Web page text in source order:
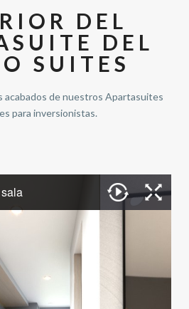
DEL
DEL
SUITES
acabados de nuestros Apartasuites
para inversionistas.